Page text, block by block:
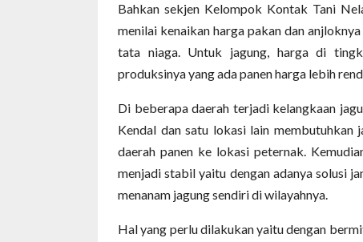
Bahkan sekjen Kelompok Kontak Tani
menilai kenaikan harga pakan dan
tata niaga. Untuk jagung, harga di
produksinya yang ada panen harga lebih
Di beberapa daerah terjadi kelangkaan
Kendal dan satu lokasi lain membutuhkan
daerah panen ke lokasi peternak.
menjadi stabil yaitu dengan adanya solusi
menanam jagung sendiri di wilayahnya.
Hal yang perlu dilakukan yaitu dengan